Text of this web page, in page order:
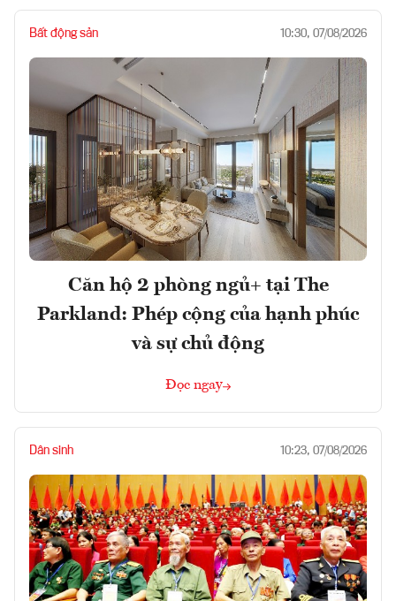
Bất động sản 10:30, 07/08/2026
Căn hộ 2 phòng ngủ+ tại The
Parkland: Phép cộng của hạnh phúc
và sự chủ động
Đọc ngay
Dân sinh 10:23, 07/08/2026